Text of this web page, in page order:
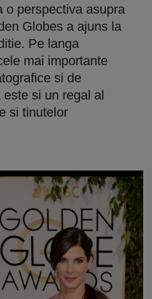
o perspectiva asupra
Globes a ajuns la
Pe langa
mai importante
si de
si un regal al
si tinutelor